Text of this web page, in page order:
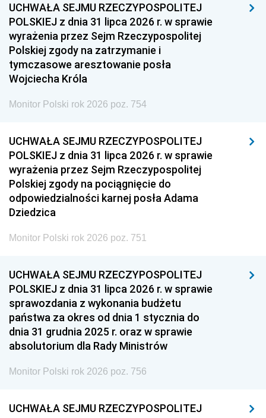
UCHWAŁA SEJMU RZECZYPOSPOLITEJ
POLSKIEJ z dnia 31 lipca 2026 r. w sprawie
wyrażenia przez Sejm Rzeczypospolitej
Polskiej zgody na zatrzymanie i
tymczasowe aresztowanie posła
Wojciecha Króla
Monitor Polski rok 2026 poz. 754
UCHWAŁA SEJMU RZECZYPOSPOLITEJ
POLSKIEJ z dnia 31 lipca 2026 r. w sprawie
wyrażenia przez Sejm Rzeczypospolitej
Polskiej zgody na pociągnięcie do
odpowiedzialności karnej posła Adama
Dziedzica
Monitor Polski rok 2026 poz. 751
UCHWAŁA SEJMU RZECZYPOSPOLITEJ
POLSKIEJ z dnia 31 lipca 2026 r. w sprawie
sprawozdania z wykonania budżetu
państwa za okres od dnia 1 stycznia do
dnia 31 grudnia 2025 r. oraz w sprawie
absolutorium dla Rady Ministrów
Monitor Polski rok 2026 poz. 756
UCHWAŁA SEJMU RZECZYPOSPOLITEJ